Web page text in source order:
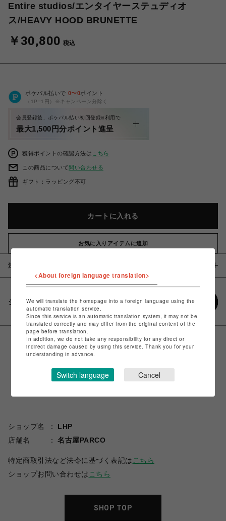
Entire studios/エンタイヤーステュディオ
ス/HEAVY HOOD BRUNETTE
￥30,800 税込
ポケパル払いで 0〜0ポイント
（1P=1円）※キャンペーン分除く
会員登録後、ポケパル払い初回登録&利用で
最大1,500円分ポイント進呈
獲得ポイントの確認方法は こちら
この商品について問い合わせる
ギフト：ラッピング不可
カートに入れる
お気に入りアイテムに追加
注意事項
シェアする
ショップ名
LHP
店舗名
名古屋PARCO
特定商取引法など法令に基づく表記は こちら
ショップお問い合わせは こちら
SHOP TOP
<About foreign language translation>
We will translate the homepage into a foreign language using the
automatic translation service.
Since this service is an automatic translation system, it may not be
translated correctly and may differ from the original content of the
page before translation.
In addition, we do not take any responsibility for any direct or
indirect damage caused by using this service. Thank you for your
understanding in advance.
Switch language Cancel